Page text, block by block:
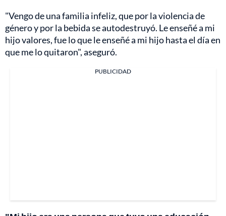
"Vengo de una familia infeliz, que por la violencia de
género y por la bebida se autodestruyó. Le enseñé a mi
hijo valores, fue lo que le enseñé a mi hijo hasta el día en
que me lo quitaron", aseguró.
PUBLICIDAD